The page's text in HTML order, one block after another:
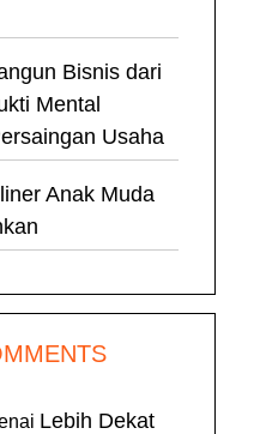
Bisnis dari
Mental
Usaha
Anak Muda
Lebih Dekat